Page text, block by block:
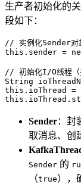
生产者初始化的
段如下：
// 实例化Sender对
this .sender =
// 初始化I/O线程（
String
this .ioThread =
this
Sender：封
取消息、创
Sender 的
（true），